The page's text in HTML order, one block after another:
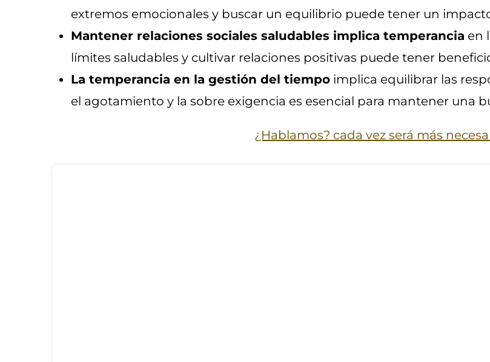
extremos emocionales y buscar un equilibrio puede tener un
Mantener relaciones sociales saludables implica temperancia en
límites saludables y cultivar relaciones positivas puede tener
La temperancia en la gestión del tiempo implica equilibrar las
el agotamiento y la sobre exigencia es esencial para mantener una
¿Hablamos? cada vez será más